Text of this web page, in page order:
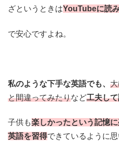
ざというときはYouTubeに読
で安心ですよね。
私のような下手な英語でも、
と間違ってみたりなど工夫し
子供も楽しかったという記憶
英語を習得できているように思